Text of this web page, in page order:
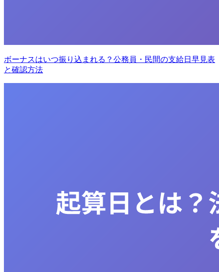
ボーナスはいつ振り込まれる？公務員・民間の支給日早見表
と確認方法